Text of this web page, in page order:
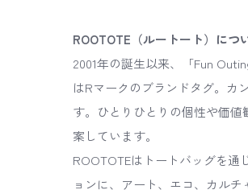
ROOTOTE（ルートート）につ
2001年の誕生以来、「Fun
はRマークのブランドタグ。カ
す。ひとりひとりの個性や価
案しています。
ROOTOTEはトートバッグを
ョンに、アート、エコ、カル